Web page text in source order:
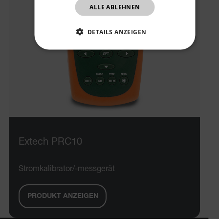
Extech PRC10
Stromkalibrator/-messgerät
PRODUKT ANZEIGEN
CHINESE
ALLE ABLEHNEN
DETAILS ANZEIGEN
UNBEDINGT ERFORDERLICH
PERFORMANCE
FUNKTIONALITÄT
Unbedingt erforderlich
wesentliche Kernfunktionen der Website wie die
Benutzeranmeldung und die Kontoverwaltung.
Ohne die unbedingt erforderlichen Cookies kann
die Website nicht ordnungsgemäß verwendet